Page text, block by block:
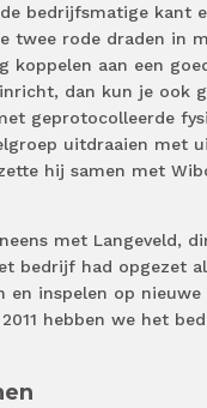
bedrijfsmatige kant
twee rode draden in
koppelen aan een
dan kun je ook
geprotocolleerde
uitdraaien met
hij samen met
met Langeveld,
bedrijf had opgezet
en inspelen op
hebben we het